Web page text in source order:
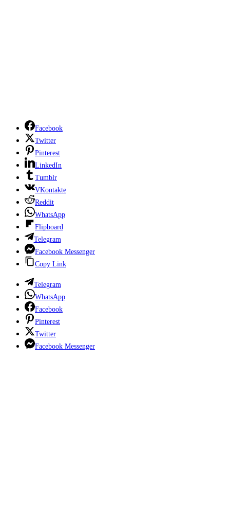
Facebook
Twitter
Pinterest
LinkedIn
Tumblr
VKontakte
Reddit
WhatsApp
Flipboard
Telegram
Facebook Messenger
Copy Link
Telegram
WhatsApp
Facebook
Pinterest
Twitter
Facebook Messenger